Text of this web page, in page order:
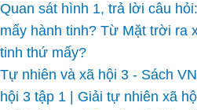
Quan sát hình 1, trả lời câu
mấy hành tinh? Từ Mặt trời ra
tinh thứ mấy?
Tự nhiên và xã hội 3 - Sách
hội 3 tập 1 | Giải tự nhiên xã